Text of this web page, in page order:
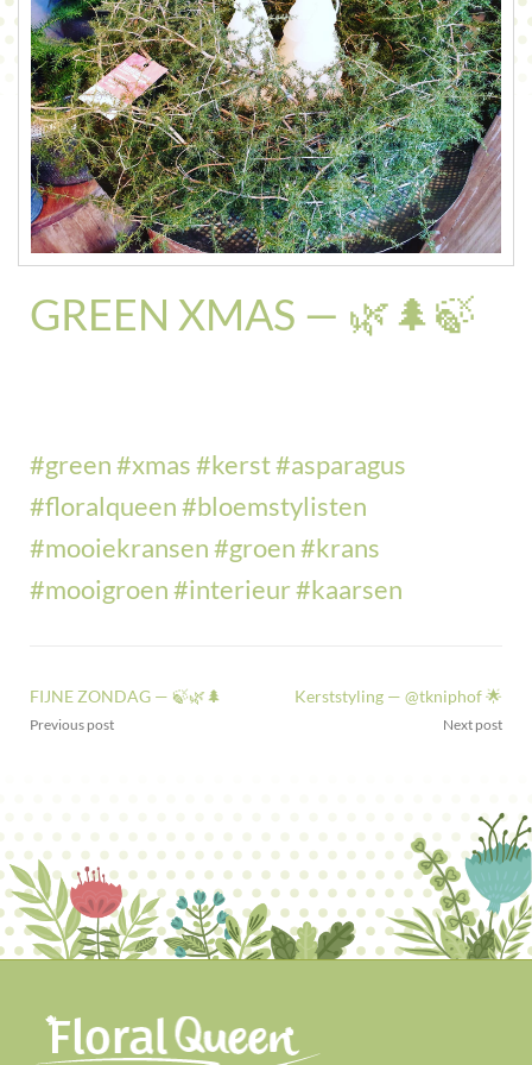
GREEN XMAS — 🌿🌲🍃
#green#xmas#kerst#asparagus
#floralqueen#bloemstylisten
#mooiekransen#groen#krans
#mooigroen#interieur#kaarsen
FIJNE ZONDAG — 🍃🌿🌲
Previous post
Kerststyling — @tkniphof 🌟
Next post
CONTACT